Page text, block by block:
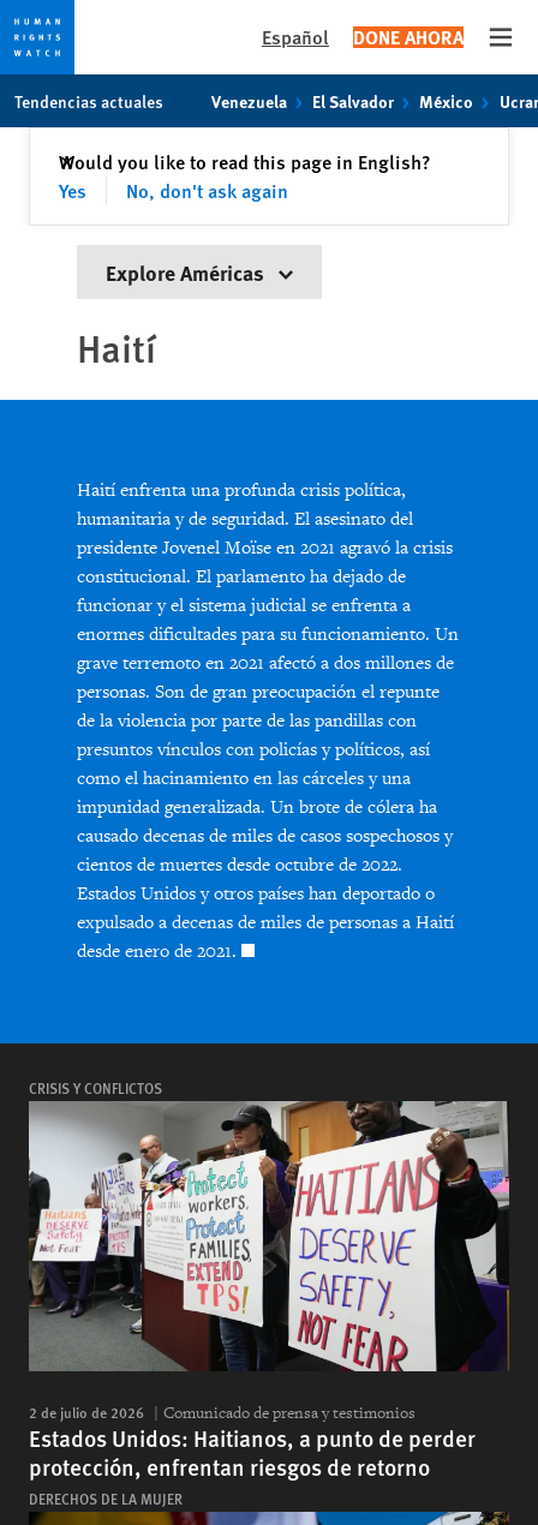
content
Español DONE AHORA
Tendencias actuales Venezuela El Salvador México
Would you like to read this page in English?
Yes
No, don't ask again
✕Cerrar
Explore Américas
Haití
Haití enfrenta una profunda crisis política,
humanitaria y de seguridad. El asesinato del
presidente Jovenel Moïse en 2021 agravó la crisis
constitucional. El parlamento ha dejado de
funcionar y el sistema judicial se enfrenta a
enormes dificultades para su funcionamiento. Un
grave terremoto en 2021 afectó a dos millones de
personas. Son de gran preocupación el repunte
de la violencia por parte de las pandillas con
presuntos vínculos con policías y políticos, así
como el hacinamiento en las cárceles y una
impunidad generalizada. Un brote de cólera ha
causado decenas de miles de casos sospechosos y
cientos de muertes desde octubre de 2022.
Estados Unidos y otros países han deportado o
expulsado a decenas de miles de personas a Haití
desde enero de 2021.
CRISIS Y CONFLICTOS
2 de julio de 2026 Comunicado de prensa y testimonios
Estados Unidos: Haitianos, a punto de perder
protección, enfrentan riesgos de retorno
DERECHOS DE LA MUJER